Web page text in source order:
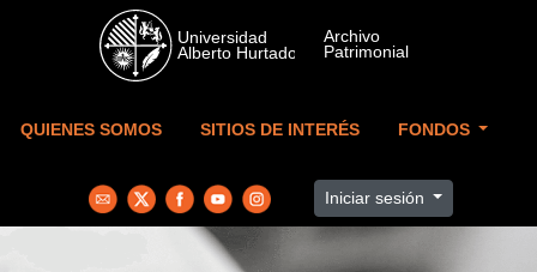
Skip to main content
QUIENES SOMOS SITIOS DE INTERÉS FONDOS
Iniciar sesión